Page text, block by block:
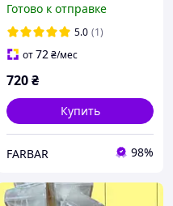
данными, 7 цветов,
персональный подарок
на день рождения
Готово к отправке
5.0 (1)
от72₴/мес
720₴
Купить
FARBAR 98%